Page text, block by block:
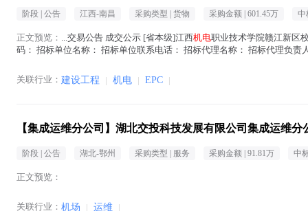
阶段 | 公告 江西-南昌 采购类型 | 货物 采购金额 | 601.45万 中
正文预览： ...交易公告 成交公示 [省本级]江西机电职业技术学院赣江新区
码： 招标单位名称： 招标单位联系电话： 招标代理名称： 招标代理负
关联行业： 建设工程 | 机电 | EPC |
【集成运维分公司】湖北交投科技发展有限公司集成运维
阶段 | 公告 湖北-鄂州 采购类型 | 服务 采购金额 | 91.81万 中
正文预览：
关联行业： 机场 | 运维 |